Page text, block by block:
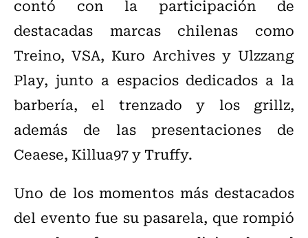
contó con la participación de
destacadas marcas chilenas como
Treino, VSA, Kuro Archives y Ulzzang
Play, junto a espacios dedicados a la
barbería, el trenzado y los grillz,
además de las presentaciones de
Ceaese, Killua97 y Truffy.
Uno de los momentos más destacados
del evento fue su pasarela, que rompió